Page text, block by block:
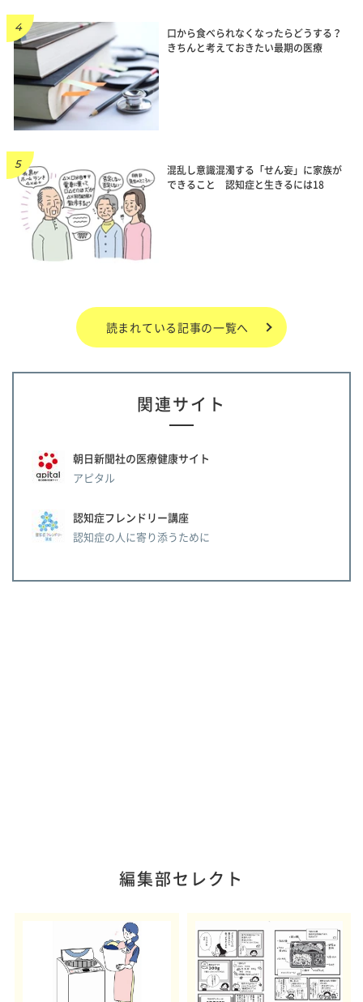
口から食べられなくなったらどうする？
きちんと考えておきたい最期の医療
混乱し意識混濁する「せん妄」に家族が
できること 認知症と生きるには18
読まれている記事の一覧へ
関連サイト
朝日新聞社の医療健康サイト
アピタル
認知症フレンドリー講座
認知症の人に寄り添うために
編集部セレクト